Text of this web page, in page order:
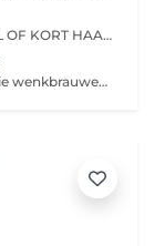
LET OP! obv tijd NIET GESCHIKT VOOR VEEL OF KORT HAAR Brazilian wax O.B.V tijd 15 min Special voor klanten die een snelle opfris behandeling willen of heel weinig haar hebben. Niet bedoeld als full brazilian na 4 weken. De behandeling is 15 min met een wekker. De behandeling: Bij een Brazilian wax worden alle haren verwijderd in het schaamstreekgebied. Na een Brazilian wax hoeft u niet meer bang te zijn voor haren die onder uw slip vandaan komen. U krijgt een bikinilijn met een zachte huid, zonder pukkels en irritaties. Bij een Brazilian blijft alleen een streepje haar op de venusheuvel over inclusief bilnaad. Bij een full brazilian wax worden alle haren verwijdert inclusief bilnaad.
Deze behandeling is geschikt voor klanten die wenkbrauwen hebben met powder brows of microblading. Bij het waxen van de wenkbrauwen wordt warme wax op de huid aangebracht om ongewenste haartjes rondom de wenkbrauwen te verwijderen. Het resultaat zijn strakke, mooie wenkbrauwen met een langdurig effect.